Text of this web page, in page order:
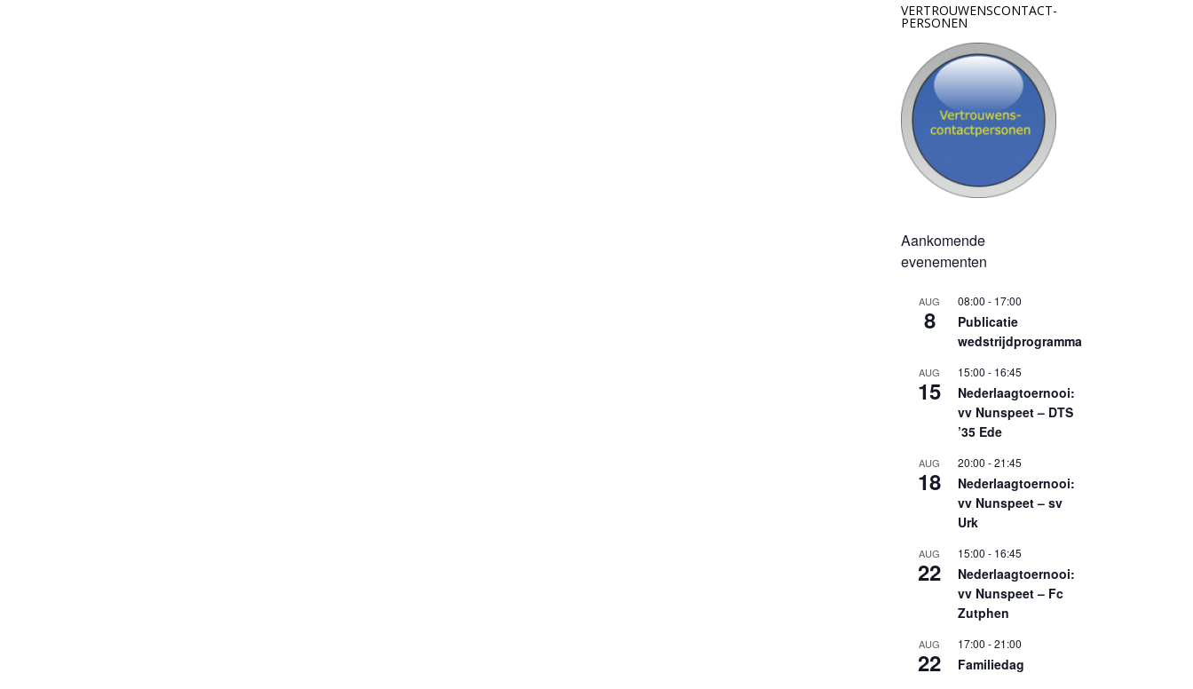
VERTROUWENSCONTACT-
PERSONEN
Aankomende
evenementen
AUG
8
08:00 - 17:00
Publicatie
wedstrijdprogramma
AUG
15
15:00 - 16:45
Nederlaagtoernooi:
vv Nunspeet – DTS
’35 Ede
AUG
18
20:00 -21:45
Nederlaagtoernooi:
vv Nunspeet – sv
Urk
AUG
22
15:00 - 16:45
Nederlaagtoernooi:
vv Nunspeet – Fc
Zutphen
AUG
22
17:00 -21:00
Familiedag